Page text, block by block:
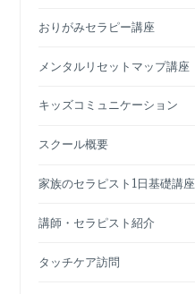
おりがみセラピー講座
メンタルリセットマップ講座
キッズコミュニケーション
スクール概要
家族のセラピスト1日基礎講座
講師・セラピスト紹介
タッチケア訪問